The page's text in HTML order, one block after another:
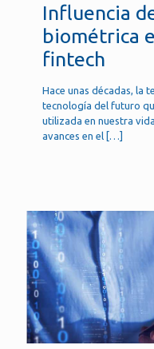
Influencia
biométrica
fintech
Hace unas décadas, la
tecnología del futuro
utilizada en nuestra
avances en el […]